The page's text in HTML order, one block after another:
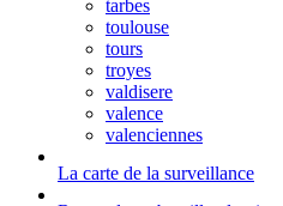
tarbes
toulouse
tours
troyes
valdisere
valence
valenciennes
La carte de la surveillance